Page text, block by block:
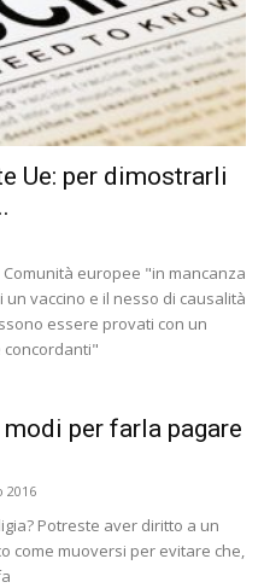
Ue: per dimostrarli
europee "in mancanza
vaccino e il nesso di causalità
essere provati con un
concordanti"
per farla pagare
2016
Potreste aver diritto a un
come muoversi per evitare che,